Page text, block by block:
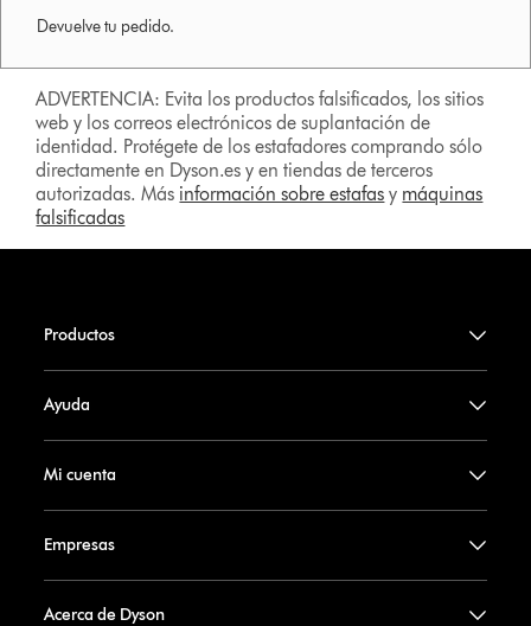
Devuelve tu pedido.
ADVERTENCIA: Evita los productos falsificados, los sitios
web y los correos electrónicos de suplantación de
identidad. Protégete de los estafadores comprando sólo
directamente en Dyson.es y en tiendas de terceros
autorizadas. Más información sobre estafas y máquinas
falsificadas
Productos
Ayuda
Mi cuenta
Empresas
Acerca de Dyson